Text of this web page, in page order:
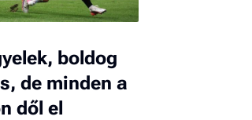
boldog
de minden a
dől el